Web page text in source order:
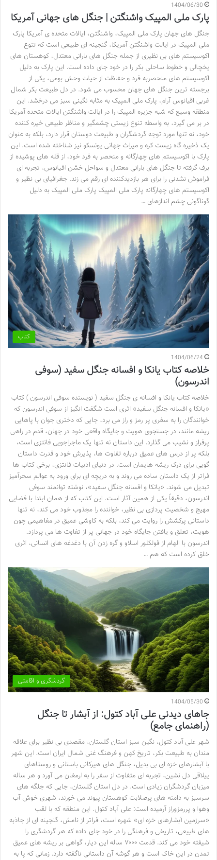
1404/06/30
پارک ملی المپیک واشنگتن | جنگل های جهانی آمریکا
جنگل های جهان پارک ملی المپیک، واشنگتن، ایالات متحده ی آمریکا پارک
ملی المپیک در ایالت واشنگتن آمریکا، گنجینه ای طبیعی است که تنوع
اکوسیستم های بی نظیری از جمله جنگل های بارانی معتدل، کوهستان های
یخچالی و خطوط ساحلی بکر را در خود جای داده است. این پارک به دلیل
اکوسیستم های منحصربه فرد و حفاظت از حیات وحش بومی، یکی از
برجسته ترین جنگل های جهان محسوب می شود. در دل طبیعت بکر شمال
غربی اقیانوس آرام، پارک ملی المپیک به مثابه نگینی سبز می درخشد. این
منطقه وسیع که شبه جزیره المپیک را در ایالت واشنگتن ایالات متحده آمریکا
در بر می گیرد، به واسطه تنوع زیستی چشمگیر و مناظر طبیعی خیره کننده
خود، نه تنها مورد توجه گردشگران و طبیعت دوستان قرار دارد، بلکه به عنوان
یک ذخیره گاه زیست کره و میراث جهانی یونسکو نیز شناخته شده است. این
پارک با اکوسیستم های چهارگانه و منحصر به فرد خود، از قله های پوشیده از
برف گرفته تا جنگل های بارانی معتدل و سواحل خشن اقیانوس، تجربه ای
فراموش نشدنی را برای هر بازدیدکننده ای رقم می زند. جغرافیای بی نظیر و
اکوسیستم های چهارگانه پارک ملی المپیک پارک ملی المپیک به دلیل
گوناگونی چشم اندازهای …
کتاب
1404/06/24
خلاصه کتاب یانکا و افسانه جنگل سفید (سوفی
اندرسون)
خلاصه کتاب یانکا و افسانه ی جنگل سفید ( نویسنده سوفی اندرسون ) کتاب
«یانکا و افسانه جنگل سفید» اثری است شگفت انگیز از سوفی اندرسون که
خوانندگان را به سفری پر رمز و راز می برد، جایی که دختری جوان با پاهایی
ریشه مانند، در جستجوی هویت و جایگاه واقعی خود در جهان، قدم در راهی
پرفراز و نشیب می گذارد. این داستان نه تنها یک ماجراجویی فانتزی است،
بلکه پر از درس های عمیق درباره تفاوت ها، پذیرش خود و قدرت داستان
گویی برای درک ریشه هایمان است. در دنیای ادبیات فانتزی، برخی کتاب ها
فراتر از یک داستان ساده می روند و به دریچه ای برای ورود به عوالم سحرآمیز
تبدیل می شوند. «یانکا و افسانه جنگل سفید»، نوشته توانمند سوفی
اندرسون، دقیقاً یکی از همین آثار است. این کتاب که از همان ابتدا با فضایی
مهیج و شخصیت پردازی بی نظیر، خواننده را مجذوب خود می کند، نه تنها
داستانی پرکشش را روایت می کند، بلکه به کاوشی عمیق در مفاهیمی چون
هویت، تعلق و یافتن جایگاه خود در جهانی پر از تفاوت ها می پردازد.
اندرسون با الهام از فولکلور اسلاو و گره زدن آن با دغدغه های انسانی، اثری
خلق کرده است که هم …
گردشگری و اقامتی
1404/05/30
جاهای دیدنی علی آباد کتول: از آبشار تا جنگل
(راهنمای جامع)
شهر علی آباد کتول، نگین سبز استان گلستان، مقصدی بی نظیر برای علاقه
مندان به طبیعت بکر، تاریخ کهن و فرهنگ غنی شمال ایران است. این شهر
با آبشارهای خزه ای بی بدیل، جنگل های هیرکانی باستانی و روستاهای
ییلاقی دل نشین، تجربه ای متفاوت از سفر را به ارمغان می آورد و هر ساله
میزبان گردشگران زیادی است. در دل استان گلستان، جایی که جلگه های
سرسبز به دامنه های پرصلابت کوهستان پیوند می خورند، شهری خوش آب
وهوا و پررمزوراز آرمیده است: علی آباد کتول. این منطقه که با لقب
«سرزمین آبشارهای خزه ای» شهره است، فراتر از نامش، گنجینه ای از جاذبه
های طبیعی، تاریخی و فرهنگی را در خود جای داده که هر گردشگری را
شیفته خود می کند. قدمت ۷۰۰۰ ساله این دیار، گواهی بر ریشه های عمیق
تمدن در این خاک است و هر گوشه آن داستانی ناگفته دارد. زمانی که پا به